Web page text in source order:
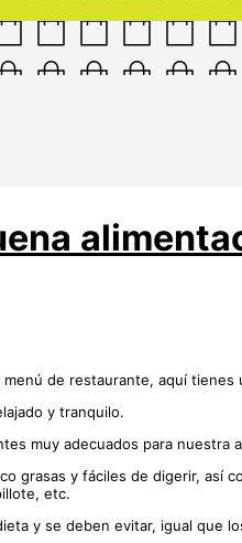
de restaurante, aquí tienes
y tranquilo.
muy adecuados para
grasas y fáciles de digerir, así
etc.
y se deben evitar, igual